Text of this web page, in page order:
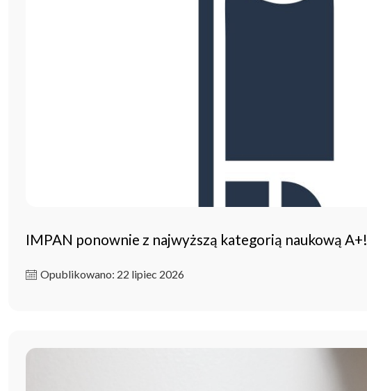
IMPAN ponownie z najwyższą kategorią naukową A+!
Opublikowano: 22 lipiec 2026